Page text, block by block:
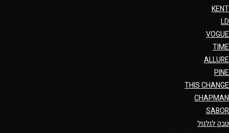
KENT
LD
VOGUE
TIME
ALLURE
PINE
THIS CHANGE
CHAPMAN
SABOR
טבק לגלגול